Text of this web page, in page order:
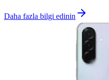
Daha fazla bilgi edinin